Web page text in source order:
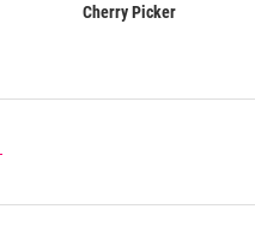
Cherry Picker